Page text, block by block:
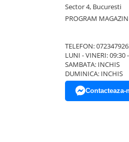
Sector 4, Bucuresti
PROGRAM
TELEFON:
LUNI - VINERI: 09:30
SAMBATA: INCHIS
DUMINICA: INCHIS
Contacteaza-